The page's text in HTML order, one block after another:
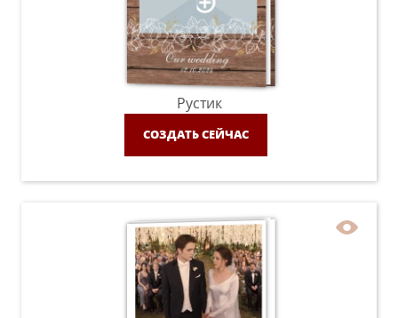
Рустик
СОЗДАТЬ СЕЙЧАС